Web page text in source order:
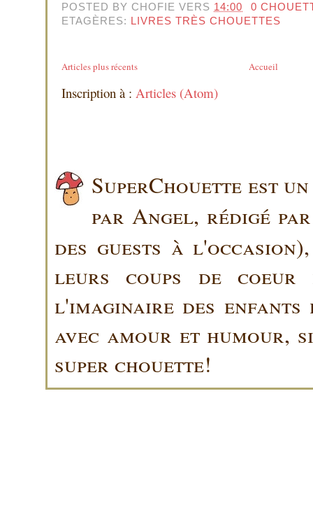
POSTED BY CHOFIE VERS 14:00
0
ETAGÈRES: LIVRES TRÈS CHOUETTES
Articles plus récents Accueil
Inscription à : Articles (Atom)
SuperChouette est
par Angel, rédigé
des guests à
leurs coups de
l'imaginaire des
avec amour et humour,
super chouette!